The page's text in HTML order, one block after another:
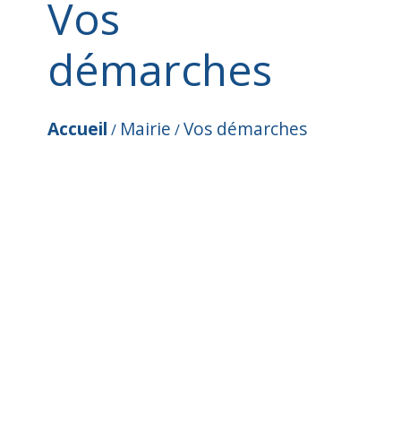
Vos
démarches
Accueil / Mairie /Vos démarches